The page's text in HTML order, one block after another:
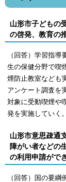
山形市子どもの
の啓発、教育の
（回答）学習指
生の保健分野で喫
煙防止教室なども
アンケート調査を
対象に受動喫煙や
発を実施していく。
山形市意思疎通
障がい者などの
の利用申請がで
（回答）国の要